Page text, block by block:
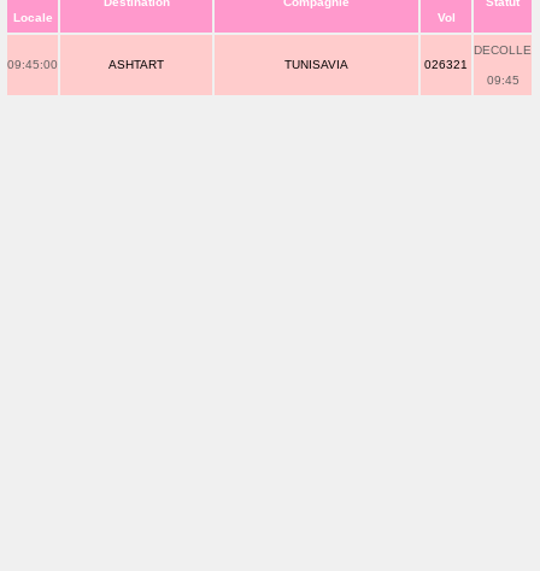
Locale Vol
09:45:00 ASHTART TUNISAVIA 026321
DECOLLE
09:45